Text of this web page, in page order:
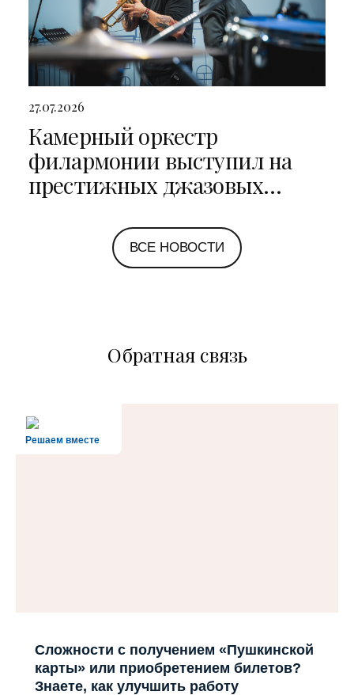
27.07.2026
Камерный оркестр
филармонии выступил на
престижных джазовых
Петербурге и Ярославле
ВСЕ НОВОСТИ
Обратная связь
Решаем вместе
Сложности с получением «Пушкинской
карты» или приобретением билетов?
Знаете, как улучшить работу